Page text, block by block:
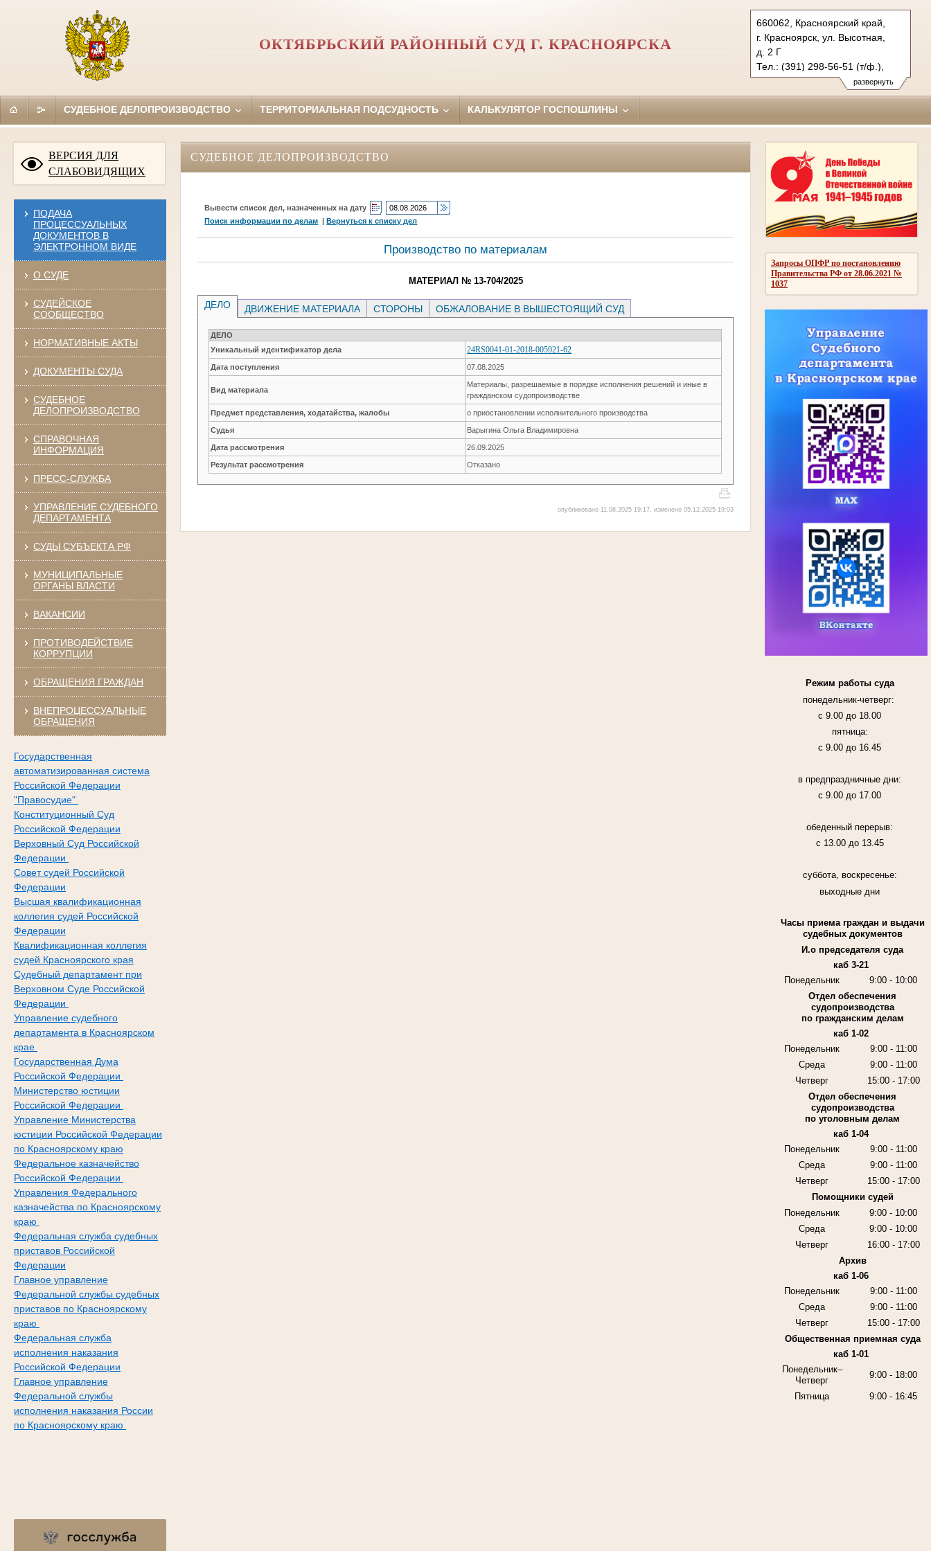
развернуть
660062, Красноярский край,
г. Красноярск, ул. Высотная,
д. 2 Г
Тел.: (391) 298-56-51 (т/ф.),
(391) 246-25-03
oktyabr.krk@sudrf.ru
ОКТЯБРЬСКИЙ РАЙОННЫЙ СУД Г. КРАСНОЯРСКА
СУДЕБНОЕ ДЕЛОПРОИЗВОДСТВО ТЕРРИТОРИАЛЬНАЯ ПОДСУДНОСТЬ КАЛЬКУЛЯТОР ГОСПОШЛИНЫ
ВЕРСИЯ ДЛЯ
СЛАБОВИДЯЩИХ
ПОДАЧА
ПРОЦЕССУАЛЬНЫХ
ДОКУМЕНТОВ В
ЭЛЕКТРОННОМ ВИДЕ
О СУДЕ
СУДЕЙСКОЕ
СООБЩЕСТВО
НОРМАТИВНЫЕ АКТЫ
ДОКУМЕНТЫ СУДА
СУДЕБНОЕ
ДЕЛОПРОИЗВОДСТВО
СПРАВОЧНАЯ
ИНФОРМАЦИЯ
ПРЕСС-СЛУЖБА
УПРАВЛЕНИЕ СУДЕБНОГО
ДЕПАРТАМЕНТА
СУДЫ СУБЪЕКТА РФ
МУНИЦИПАЛЬНЫЕ
ОРГАНЫ ВЛАСТИ
ВАКАНСИИ
ПРОТИВОДЕЙСТВИЕ
КОРРУПЦИИ
ОБРАЩЕНИЯ ГРАЖДАН
ВНЕПРОЦЕССУАЛЬНЫЕ
ОБРАЩЕНИЯ
Государственная
автоматизированная система
Российской Федерации
"Правосудие"
Конституционный Суд
Российской Федерации
Верховный Суд Российской
Федерации
Совет судей Российской
Федерации
Высшая квалификационная
коллегия судей Российской
Федерации
Квалификационная коллегия
судей Красноярского края
Судебный департамент при
Верховном Суде Российской
Федерации
Управление судебного
департамента в Красноярском
крае
Государственная Дума
Российской Федерации
Министерство юстиции
Российской Федерации
Управление Министерства
юстиции Российской Федерации
по Красноярскому краю
Федеральное казначейство
Российской Федерации
Управления Федерального
казначейства по Красноярскому
краю
Федеральная служба судебных
приставов Российской
Федерации
Главное управление
Федеральной службы судебных
приставов по Красноярскому
краю
Федеральная служба
исполнения наказания
Российской Федерации
Главное управление
Федеральной службы
исполнения наказания России
по Красноярскому краю
Запросы ОПФР по постановлению
Правительства РФ от 28.06.2021 №
1037
Режим работы суда
понедельник-четверг:
с 9.00 до 18.00
пятница:
с 9.00 до 16.45
в предпраздничные дни:
с 9.00 до 17.00
обеденный перерыв:
с 13.00 до 13.45
суббота, воскресенье:
выходные дни
Часы приема граждан и выдачи
судебных документов
И.о председателя суда
каб 3-21
Понедельник
9:00 - 10:00
Отдел обеспечения
судопроизводства
по гражданским делам
каб 1-02
Понедельник
9:00 - 11:00
Среда
9:00 - 11:00
Четверг
15:00 - 17:00
Отдел обеспечения
судопроизводства
по уголовным делам
каб 1-04
Понедельник
9:00 - 11:00
Среда
9:00 - 11:00
Четверг
15:00 - 17:00
Помощники судей
Понедельник
9:00 - 10:00
Среда
9:00 - 10:00
Четверг
16:00 - 17:00
Архив
каб 1-06
Понедельник
9:00 - 11:00
Среда
9:00 - 11:00
Четверг
15:00 - 17:00
Общественная приемная суда
каб 1-01
Понедельник–
Четверг
9:00 - 18:00
Пятница 9:00 - 16:45
СУДЕБНОЕ ДЕЛОПРОИЗВОДСТВО
Вывести список дел, назначенных на дату
Поиск информации по делам |Вернуться к списку дел
Производство по материалам
МАТЕРИАЛ № 13-704/2025
ДЕЛО ДВИЖЕНИЕ МАТЕРИАЛА СТОРОНЫ ОБЖАЛОВАНИЕ В ВЫШЕСТОЯЩИЙ СУД
ДЕЛО
Уникальный идентификатор дела
24RS0041-01-2018-005921-62
Дата поступления 07.08.2025
Вид материала
Материалы, разрешаемые в порядке исполнения решений и иные в
гражданском судопроизводстве
Предмет представления, ходатайства, жалобы о приостановлении исполнительного производства
Судья Варыгина Ольга Владимировна
Дата рассмотрения 26.09.2025
Результат рассмотрения Отказано
опубликовано 11.08.2025 19:17, изменено 05.12.2025 19:03